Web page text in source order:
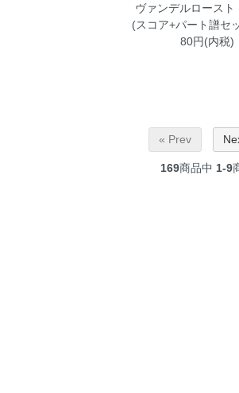
ヴァンデルロースト
(スコア+パート譜セ
80円(内税)
« Prev
169商品中 1-9